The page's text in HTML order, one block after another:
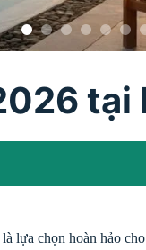
tại
lựa chọn hoàn hảo